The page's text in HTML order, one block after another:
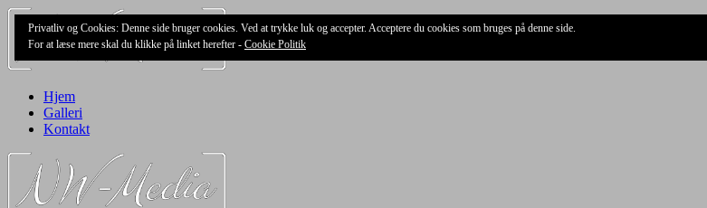
Skip
content
Hjem
Galleri
Kontakt
Privatliv og Cookies: Denne side bruger cookies. Ved at trykke luk og accepter. Acceptere du cookies som bruges på denne side.
For at læse mere skal du klikke på linket herefter - Cookie Politik